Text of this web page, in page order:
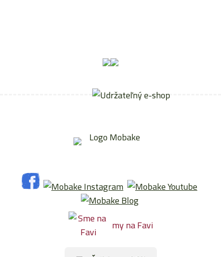
my na Favi